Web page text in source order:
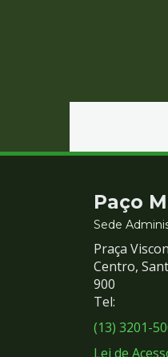
e
Paço
Sede
Praça
Centro,
900
Tel:
(13) 3201-
Lei de